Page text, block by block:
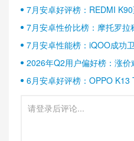
7月安卓好评榜：REDMI
半壁江山
7月安卓性价比榜：摩托罗
7月安卓性能榜：iQOO成功
2026年Q2用户偏好榜：涨
6月安卓好评榜：OPPO K13